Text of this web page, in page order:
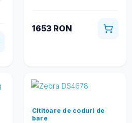
1653 RON
Cititoare de coduri de
bare